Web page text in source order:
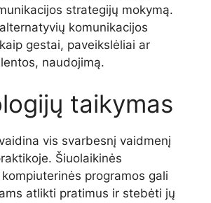
strategijų mokymą.
komunikacijos
gestai, paveikslėliai ar
naudojimą.
taikymas
vis svarbesnį vaidmenį
Šiuolaikinės
programos gali
atlikti pratimus ir stebėti jų